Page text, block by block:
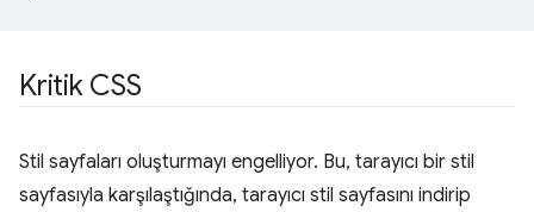
Kritik CSS
Stil sayfaları oluşturmayı engelliyor. Bu, tarayıcı bir stil
sayfasıyla karşılaştığında, tarayıcı stil sayfasını indirip